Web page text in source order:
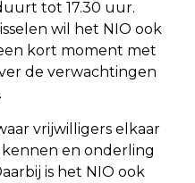
tot 17.30 uur.
wil het NIO ook
kort moment met
de verwachtingen
vrijwilligers elkaar
en onderling
is het NIO ook